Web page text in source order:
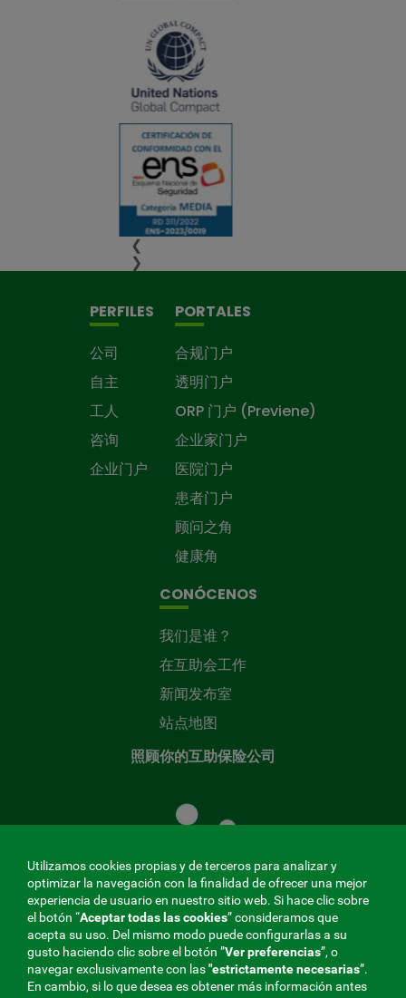
❮
❯
PERFILES
公司
自主
工人
咨询
企业门户
PORTALES
合规门户
透明门户
ORP 门户 (Previene)
企业家门户
医院门户
患者门户
顾问之角
健康角
CONÓCENOS
我们是谁？
在互助会工作
新闻发布室
站点地图
照顾你的互助保险公司
共
同
基
金
MENÚ
Utilizamos cookies propias y de terceros para analizar y
optimizar la navegación con la finalidad de ofrecer una mejor
experiencia de usuario en nuestro sitio web. Si hace clic sobre
el botón “Aceptar todas las cookies” consideramos que
acepta su uso. Del mismo modo puede configurarlas a su
gusto haciendo clic sobre el botón ”Ver preferencias”, o
navegar exclusivamente con las"estrictamentenecesarias”.
En cambio, si lo que desea es obtener más información antes